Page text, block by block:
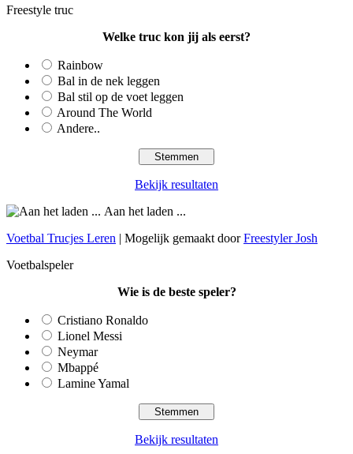
Freestyle truc
Welke truc kon jij als eerst?
Rainbow
Bal in de nek leggen
Bal stil op de voet leggen
Around The World
Andere..
Bekijk resultaten
Aan het laden ...
Voetbal Trucjes Leren | Mogelijk gemaakt doorFreestyler Josh
Voetbalspeler
Wie is de beste speler?
Cristiano Ronaldo
Lionel Messi
Neymar
Mbappé
Lamine Yamal
Bekijk resultaten